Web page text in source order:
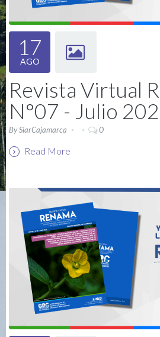
17
AGO
Revista Virtual
N°07 - Julio
BySiarCajamarca 0
Read More